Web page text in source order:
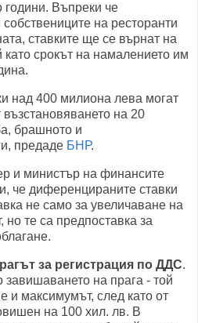
Въпреки че
на ресторанти
ставките ще се върнат на
срокът на намалението им
над 400 милиона лева могат
възстановяването на 20
брашното и
предаде БНР.
и министър на финансите
че диференцираните ставки
не само за увеличаване на
но те са предпоставка за
за регистрация по ДДС.
завишаването на прага - той
и максимумът, след като от
на 100 хил. лв. В